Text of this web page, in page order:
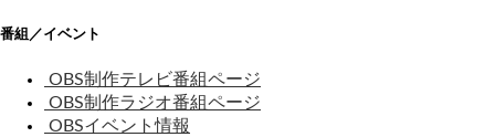
番組／イベント
OBS制作テレビ番組ページ
OBS制作ラジオ番組ページ
OBSイベント情報